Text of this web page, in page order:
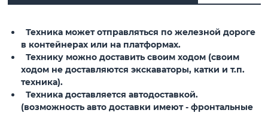
Техника может отправляться по железной дороге
в контейнерах или на платформах.
Технику можно доставить своим ходом (своим
ходом не доставляются экскаваторы, катки и т.п.
техника).
Техника доставляется автодоставкой.
(возможность авто доставки имеют - фронтальные